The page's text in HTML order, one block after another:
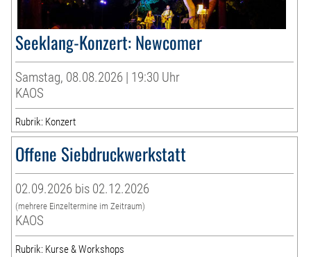
Seeklang-Konzert: Newcomer
Samstag, 08.08.2026 | 19:30 Uhr
KAOS
Rubrik: Konzert
Offene Siebdruckwerkstatt
02.09.2026 bis 02.12.2026
(mehrere Einzeltermine im Zeitraum)
KAOS
Rubrik: Kurse & Workshops